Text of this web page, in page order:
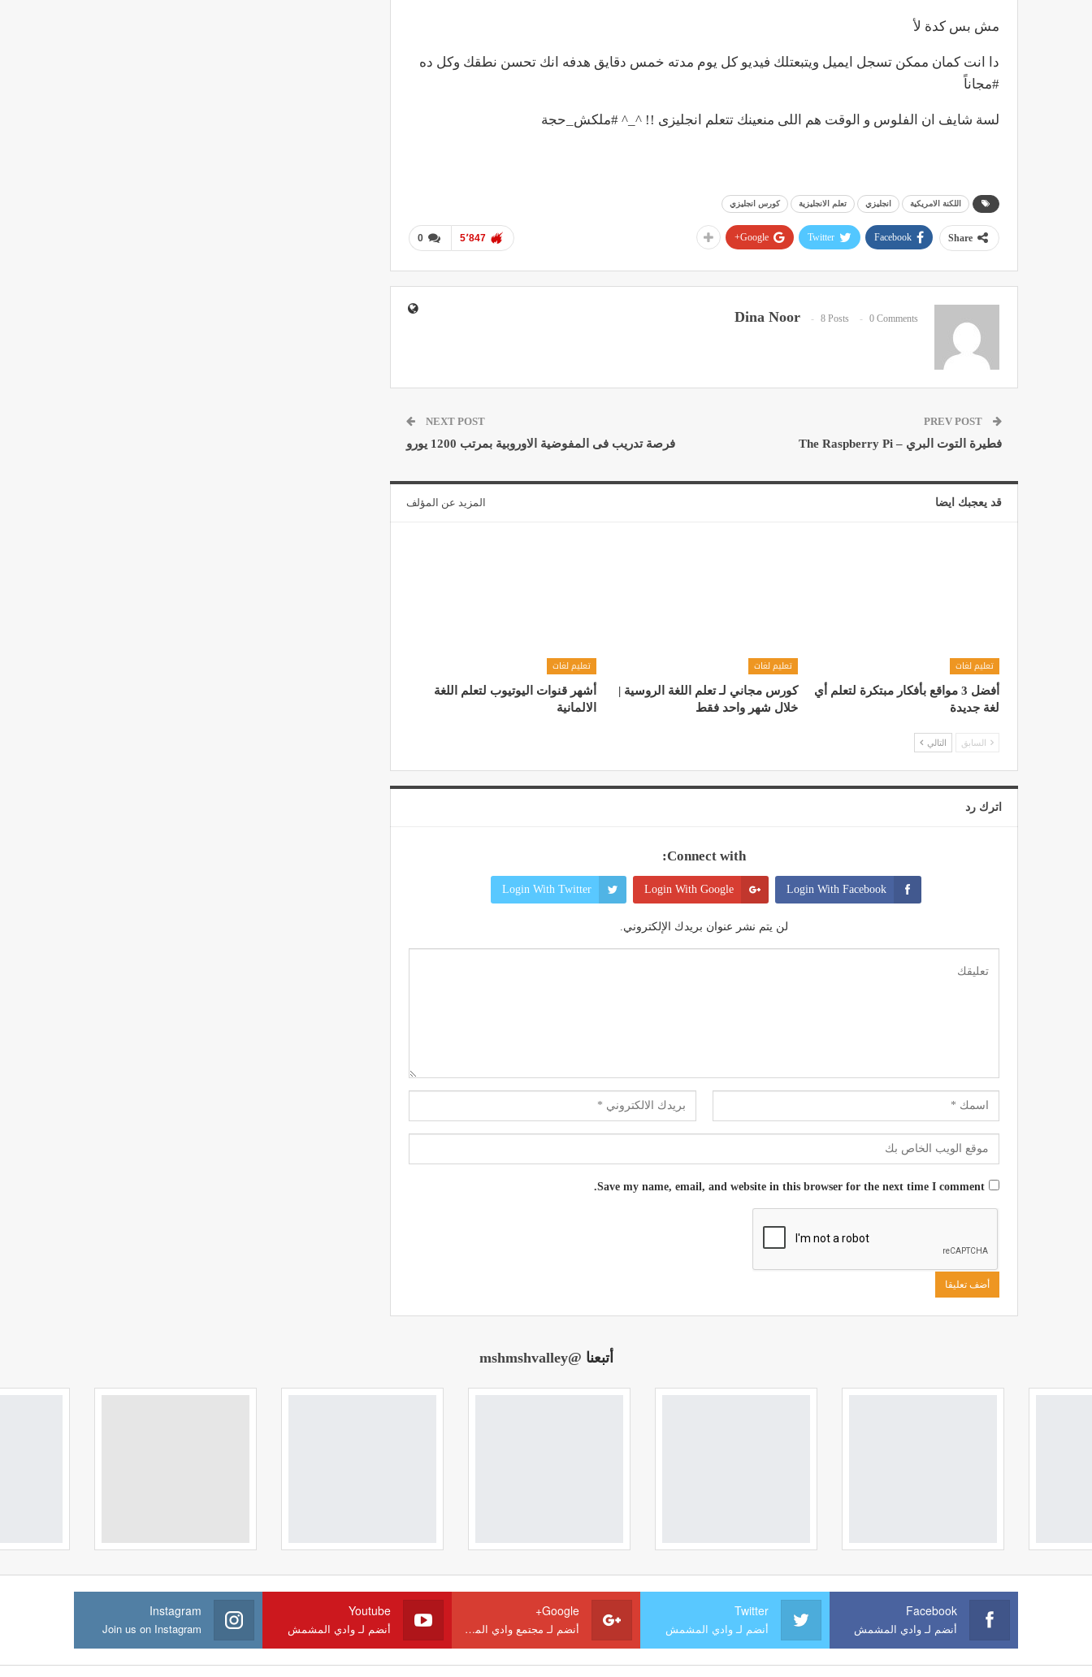
مش بس كدة لأ
دا انت كمان ممكن تسجل ايميل ويتبعتلك فيديو كل يوم مدته خمس دقايق هدفه انك تحسن نطقك وكل ده
#مجاناً
لسة شايف ان الفلوس و الوقت هم اللى منعينك تتعلم انجليزى !! ^_^ #ملكش_حجة
اللكنة الامريكية انجليزي تعلم الانجليزية كورس انجليزي
0 5٬847 Share
Facebook
Twitter
Google+
Dina Noor 8 Posts 0 Comments
فطيرة التوت البري – The Raspberry Pi
NEXT POST
فرصة تدريب فى المفوضية الاوروبية بمرتب 1200 يورو
قد يعجبك ايضا المزيد عن المؤلف
تعليم لغات
أفضل 3 مواقع بأفكار مبتكرة لتعلم أي
لغة جديدة
تعليم لغات
كورس مجاني لـ تعلم اللغة الروسية |
خلال شهر واحد فقط
تعليم لغات
أشهر قنوات اليوتيوب لتعلم اللغة
الالمانية
السابق التالي
اترك رد
Connect with:
Login With Facebook
Login With Google
Login With Twitter
لن يتم نشر عنوان بريدك الإلكتروني.
Save my name, email, and website in this browser for the next time I comment.
أتبعنا @mshmshvalley
Facebook
أنضم لـ وادي المشمش
Twitter
أنضم لـ وادي المشمش
Google+
أنضم لـ مجتمع وادي المشمش
Youtube
أنضم لـ وادي المشمش
Instagram
Join us on Instagram